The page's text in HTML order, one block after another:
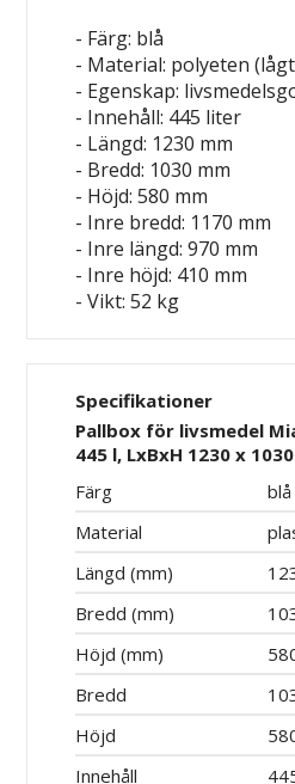
- Färg: blå
- Material: polyeten
- Egenskap:
- Innehåll: 445 liter
- Längd: 1230 mm
- Bredd: 1030 mm
- Höjd: 580 mm
- Inre bredd: 1170 mm
- Inre längd: 970 mm
- Inre höjd: 410 mm
- Vikt: 52 kg
Specifikationer
Pallbox för livsmedel
445 l, LxBxH 1230 x
Färg
blå
Material
Längd (mm)
Bredd (mm)
Höjd (mm)
Bredd
Höjd
Innehåll